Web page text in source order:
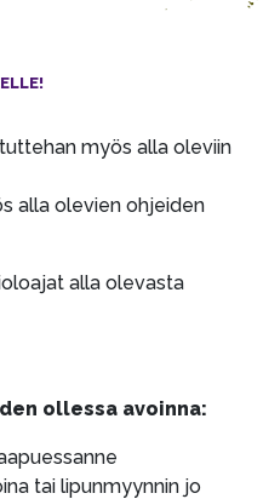
myös alla oleviin
alla olevien ohjeiden
alla olevasta
ollessa avoinna:
tai lipunmyynnin jo